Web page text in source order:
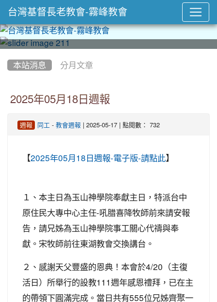
本站消息 分月文章
2025年05月18日週報
週報 同工 -教會週報 | 2025-05-17 | 點閱數： 732
【2025年05月18日週報-電子版-請點此】
１、本主日為玉山神學院奉獻主日，特派台中
原住民大專中心主任-吼腊喜降牧師前來請安報
告，請兄姊為玉山神學院事工關心代禱與奉
獻。宋牧師前往東湖教會交換講台。
２、感謝天父豐盛的恩典！本會於4/20（主復
活日）所舉行的設教111週年感恩禮拜，已在主
的帶領下圓滿完成。當日共有555位兄姊齊聚一
台灣基督長老教會-霧峰教會